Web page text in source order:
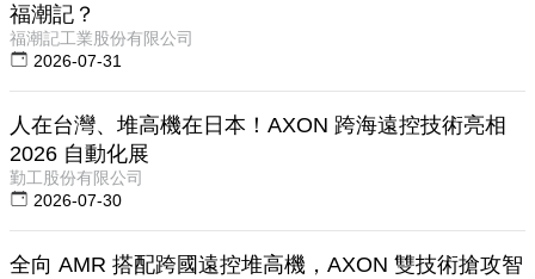
福潮記？
福潮記工業股份有限公司
2026-07-31
人在台灣、堆高機在日本！AXON 跨海遠控技術亮相
2026 自動化展
勤工股份有限公司
2026-07-30
全向 AMR 搭配跨國遠控堆高機，AXON 雙技術搶攻智